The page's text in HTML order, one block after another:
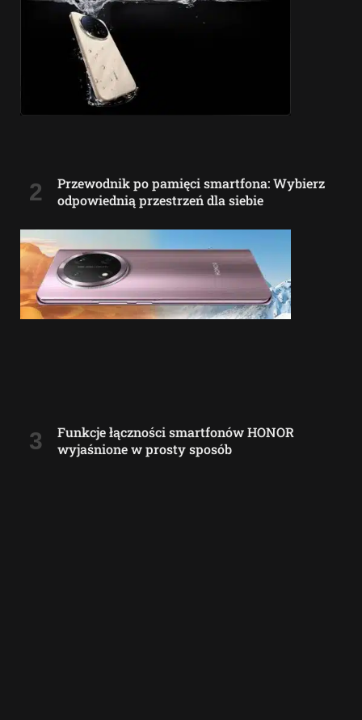
Przewodnik po pamięci smartfona: Wybierz
odpowiednią przestrzeń dla siebie
Funkcje łączności smartfonów HONOR
wyjaśnione w prosty sposób